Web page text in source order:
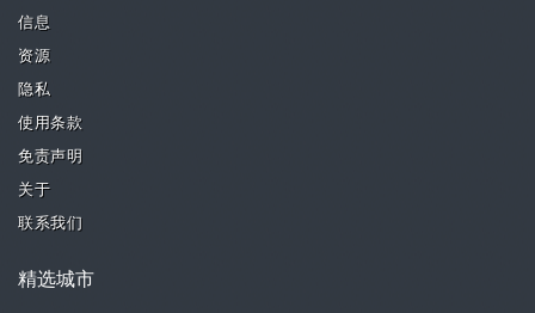
信息
资源
隐私
使用条款
免责声明
关于
联系我们
精选城市